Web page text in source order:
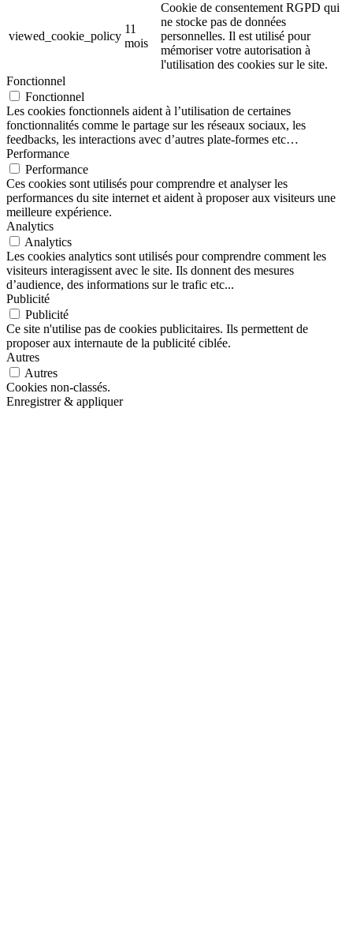
viewed_cookie_policy
11
mois
Cookie de consentement RGPD qui
ne stocke pas de données
personnelles. Il est utilisé pour
mémoriser votre autorisation à
l'utilisation des cookies sur le site.
Fonctionnel
Fonctionnel
Les cookies fonctionnels aident à l’utilisation de certaines
fonctionnalités comme le partage sur les réseaux sociaux, les
feedbacks, les interactions avec d’autres plate-formes etc…
Performance
Performance
Ces cookies sont utilisés pour comprendre et analyser les
performances du site internet et aident à proposer aux visiteurs une
meilleure expérience.
Analytics
Analytics
Les cookies analytics sont utilisés pour comprendre comment les
visiteurs interagissent avec le site. Ils donnent des mesures
d’audience, des informations sur le trafic etc...
Publicité
Publicité
Ce site n'utilise pas de cookies publicitaires. Ils permettent de
proposer aux internaute de la publicité ciblée.
Autres
Autres
Cookies non-classés.
Enregistrer & appliquer